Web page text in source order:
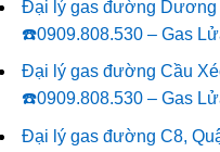
Đại lý gas đường Dương
☎️0909.808.530 – Gas
Đại lý gas đường Cầu
☎️0909.808.530 – Gas
Đại lý gas đường C8,